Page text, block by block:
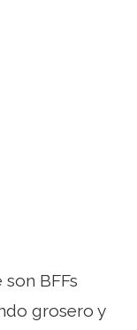
BFFs
grosero y